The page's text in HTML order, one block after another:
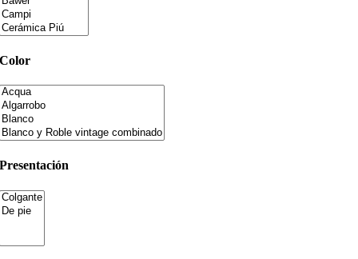
Color
Presentación